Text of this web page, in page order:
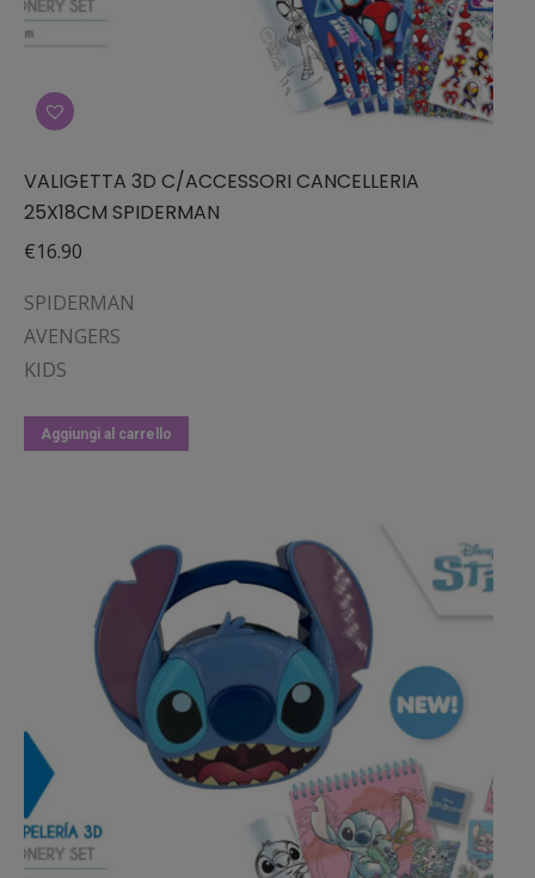
prodotto
VALIGETTA 3D C/ACCESSORI CANCELLERIA
25X18CM SPIDERMAN
€16.90
SPIDERMAN
AVENGERS
KIDS
Aggiungi al carrello